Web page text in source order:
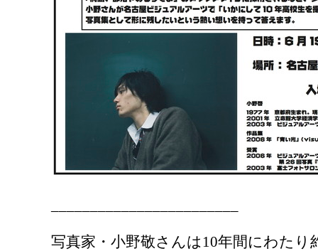
写真家・小野敬さんは10年間にわたり